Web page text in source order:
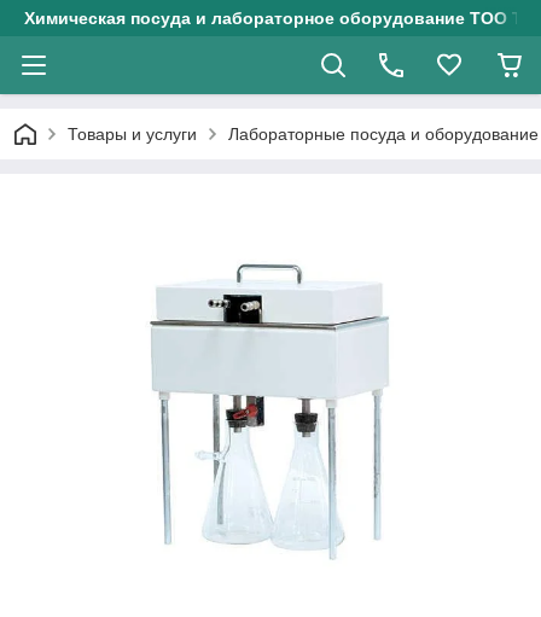
Химическая посуда и лабораторное оборудование ТОО
Товары и услуги Лабораторные посуда и оборудование